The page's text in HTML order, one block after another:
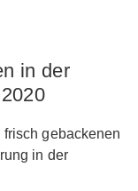
in der
gebackenen
in der